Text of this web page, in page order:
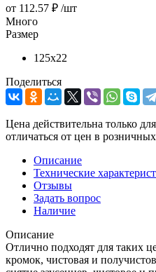
от 112.57 ₽ /шт
Много
Размер
125х22
Поделиться
Цена действительна только
отличаться от цен в
Описание
Технические
Отзывы
Задать вопрос
Наличие
Описание
Отлично подходят для таких
кромок, чистовая и